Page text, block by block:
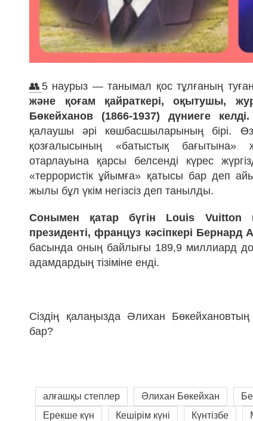
👥 5 наурыз — танымал қос тұлғаның туған
және қоғам қайраткері, оқытушы,
Бөкейханов (1866-1937) дүниеге келді.
қалаушы әрі көшбасшыларының бірі.
қозғалысының «батыстық
отарлауына қарсы белсенді күрес
«террористік ұйымға» қатысы бар деп
жылы бұл үкім негізсіз деп танылды.
Сонымен қатар бүгін Louis Vuitton
президенті, француз кәсіпкері Бернард
басында оның байлығы 189,9 миллиард
адамдардың тізіміне енді.
Сіздің қалаңызда Әлихан
бар?
алғашқы степлер Әлихан Бөкейхан
Ерекше күн
Кешірім күні Күнтізбе